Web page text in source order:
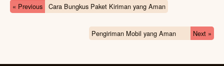
« Previous Cara Bungkus Paket Kiriman yang Aman
Pengiriman Mobil yang Aman Next »